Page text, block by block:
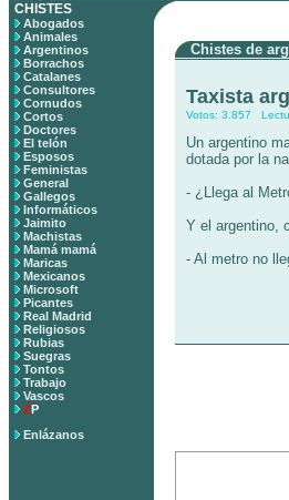
CHISTES
Abogados
Animales
Argentinos
Borrachos
Catalanes
Consultores
Cornudos
Cortos
Doctores
El telón
Esposos
Feministas
General
Gallegos
Informáticos
Jaimito
Machistas
Mamá mamá
Maricas
Mexicanos
Microsoft
Picantes
Real Madrid
Religiosos
Rubias
Suegras
Tontos
Trabajo
Vascos
ZP
Enlázanos
Chistes de
Taxista
Votos: 3.857
Un argentino
dotada por la
- ¿Llega al
Y el argentino,
- Al metro no